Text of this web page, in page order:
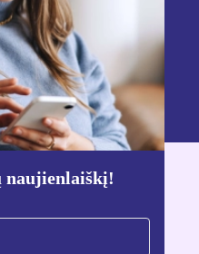
naujienlaiškį!
rasi mūsų
programėlę